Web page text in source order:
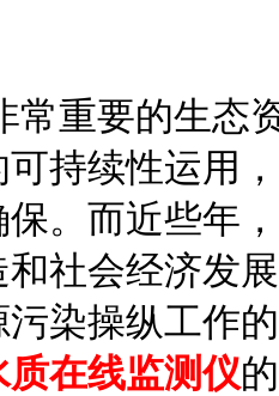
重要的生态
持续性运用
。而近些年
社会经济发
染操纵工作
质在线监测仪